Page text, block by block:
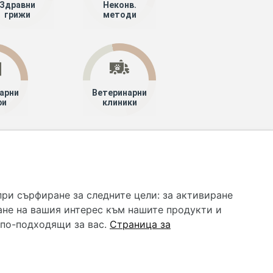
Здравни
грижи
Неконв.
методи
Ветеринарни
клиники
все че се полагат всички усилия за обновяване и
и самолечението могат да бъдат опасни за
помощ!
сърфиране за следните цели: за активиране
на вашия интерес към нашите продукти и
подходящи за вас. Страница за